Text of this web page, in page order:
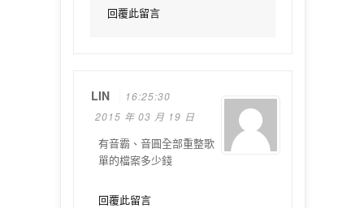
回覆此留言
LIN
16:25:30
2015 年 03 月 19 日
有音霸、音圓全部重整歌
單的檔案多少錢
回覆此留言